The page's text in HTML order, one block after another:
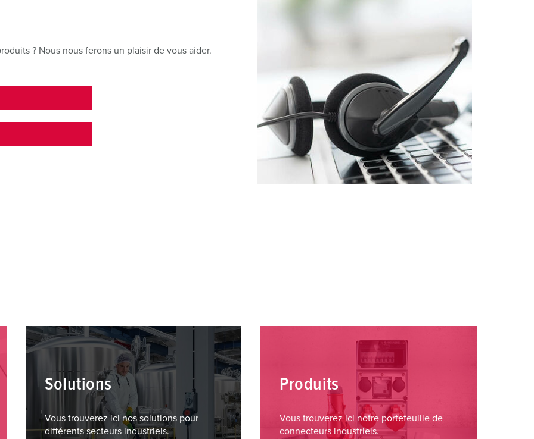
? Nous nous ferons un plaisir de vous aider.
Solutions
Vous trouverez ici nos solutions pour
différents secteurs industriels.
Produits
Vous trouverez ici notre portefeuille de
connecteurs industriels.